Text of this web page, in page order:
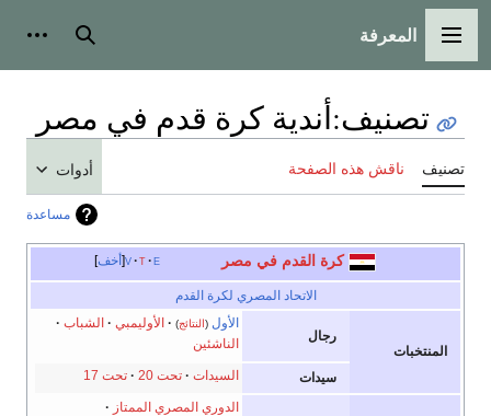
القائمة الرئيسية
المعرفة بحث
تصنيف:أندية كرة قدم في مصر
تصنيف ناقش هذه الصفحة أدوات
مساعدة
أخف v t e كرة القدم في مصر
الاتحاد المصري لكرة القدم
المنتخبات
رجال
الأول (النتائج) الأوليمبي
الشباب
الناشئين
سيدات السيدات تحت 20 تحت 17
الدوري المصري الممتاز